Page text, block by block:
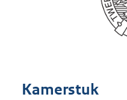
Kamerstuk